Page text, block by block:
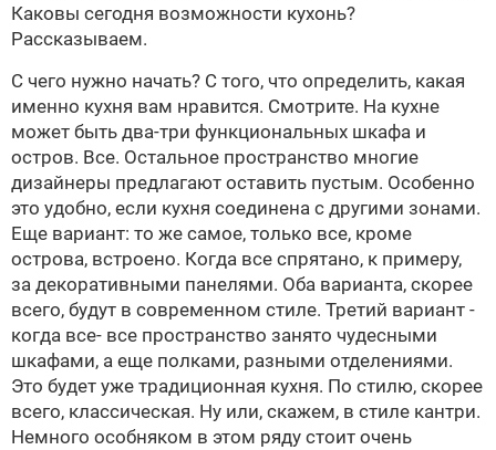
Каковы сегодня возможности кухонь?
Рассказываем.
С чего нужно начать? С того, что определить, какая
именно кухня вам нравится. Смотрите. На кухне
может быть два-три функциональных шкафа и
остров. Все. Остальное пространство многие
дизайнеры предлагают оставить пустым. Особенно
это удобно, если кухня соединена с другими зонами.
Еще вариант: то же самое, только все, кроме
острова, встроено. Когда все спрятано, к примеру,
за декоративными панелями. Оба варианта, скорее
всего, будут в современном стиле. Третий вариант -
когда все- все пространство занято чудесными
шкафами, а еще полками, разными отделениями.
Это будет уже традиционная кухня. По стилю, скорее
всего, классическая. Ну или, скажем, в стиле кантри.
Немного особняком в этом ряду стоит очень